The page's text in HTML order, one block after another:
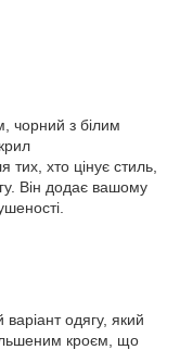
чорний з білим
хто цінує стиль,
Він додає вашому
одягу, який
кроєм, що